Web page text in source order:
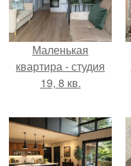
Маленькая
квартира - студия
19, 8 кв.